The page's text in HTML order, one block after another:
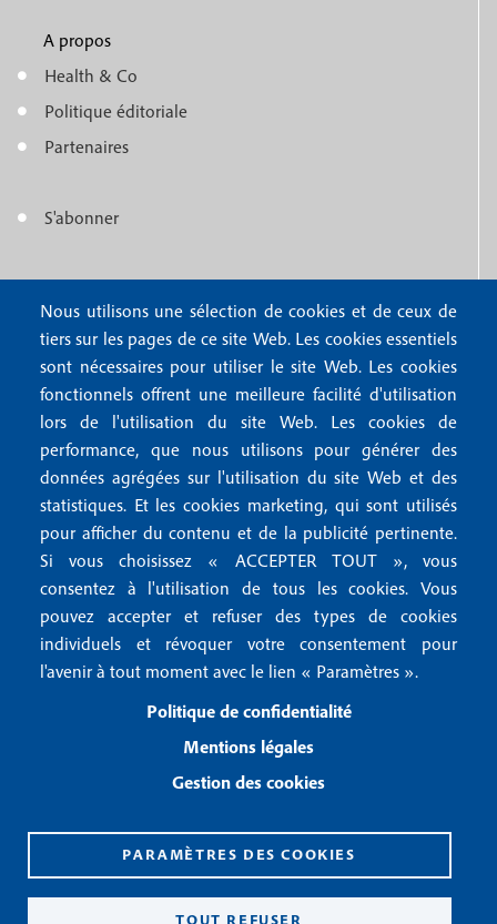
Nous utilisons une sélection de cookies et de ceux de
tiers sur les pages de ce site Web. Les cookies essentiels
sont nécessaires pour utiliser le site Web. Les cookies
fonctionnels offrent une meilleure facilité d'utilisation
lors de l'utilisation du site Web. Les cookies de
performance, que nous utilisons pour générer des
données agrégées sur l'utilisation du site Web et des
statistiques. Et les cookies marketing, qui sont utilisés
pour afficher du contenu et de la publicité pertinente.
Si vous choisissez « ACCEPTER TOUT », vous
consentez à l'utilisation de tous les cookies. Vous
pouvez accepter et refuser des types de cookies
individuels et révoquer votre consentement pour
l'avenir à tout moment avec le lien « Paramètres ».
Politique de confidentialité
Mentions légales
Gestion des cookies
PARAMÈTRES DES COOKIES
TOUT REFUSER
o
o
e
m
e
n
f
o
A propos
Health & Co
Politique éditoriale
Partenaires
e
S'abonner
Nous contacter
Abonnements
Rédaction
Publicité
M
e
r
FAQ
Mentions légales
Mentions RGPD
Conditions générales de vente
Conditions générales d'utilisation
Gestion des cookies
Recevoir notre newsletter